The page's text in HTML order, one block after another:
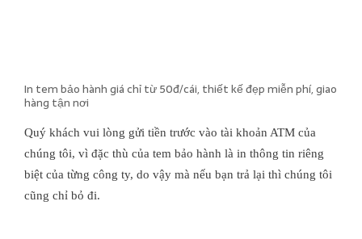
In tem bảo hành giá chỉ từ 50đ/cái, thiết kế đẹp miễn phí, giao
hàng tận nơi
Quý khách vui lòng gửi tiền trước vào tài khoản ATM của
chúng tôi, vì đặc thù của tem bảo hành là in thông tin riêng
biệt của từng công ty, do vậy mà nếu bạn trả lại thì chúng tôi
cũng chỉ bỏ đi.